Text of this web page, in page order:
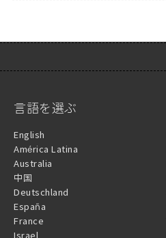
言語を選ぶ
English
América Latina
Australia
中国
Deutschland
España
France
Israel